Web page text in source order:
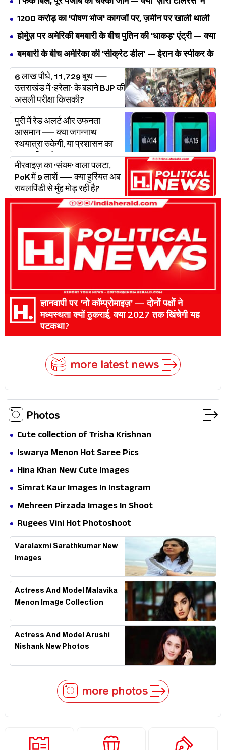
अपनी ही यूनियनों से घिर गए भगवंत मान?
₹1200 करोड़ का 'पोषण भोज' कागजों पर, ज़मीन पर खाली थाली
— MP के बच्चों का निवाला कौन निगल रहा है?
होर्मुज़ पर अमेरिकी बमबारी के बीच पुतिन की 'धाकड़' एंट्री — क्या
ट्रंप-ईरान की जंग अब महायुद्ध बनेगी?
बमबारी के बीच अमेरिका की 'सीक्रेट डील' — ईरान के स्पीकर के
खुलासे ने असली खेल बेनक़ाब किया?
6 लाख पौधे, 11,729 बूथ —
उत्तराखंड में 'हरेला' के बहाने BJP की
असली परीक्षा किसकी?
पुरी में रेड अलर्ट और उफनता
आसमान — क्या जगन्नाथ
रथयात्रा रुकेगी, या प्रशासन का
'प्लान बी' चलेगा?
मीरवाइज़ का 'संयम' वाला पलटा,
PoK में 9 लाशें — क्या हुर्रियत अब
रावलपिंडी से मुँह मोड़ रही है?
ज्ञानवापी पर 'नो कॉम्प्रोमाइज़' — दोनों पक्षों ने
मध्यस्थता क्यों ठुकराई, क्या 2027 तक खिंचेगी यह
पटकथा?
more latest news
Photos
Cute collection of Trisha Krishnan
Iswarya Menon Hot Saree Pics
Hina Khan New Cute Images
Simrat Kaur Images In Instagram
Mehreen Pirzada Images In Shoot
Rugees Vini Hot Photoshoot
Varalaxmi Sarathkumar New
Images
Actress And Model Malavika
Menon Image Collection
Actress And Model Arushi
Nishank New Photos
more photos